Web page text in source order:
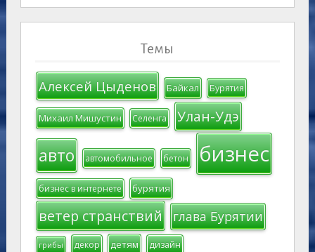
Темы
Алексей Цыденов Байкал Бурятия
Михаил Мишустин Селенга Улан-Удэ
авто автомобильное бетон бизнес
бизнес в интернете бурятия
ветер странствий глава Бурятии
грибы декор детям дизайн